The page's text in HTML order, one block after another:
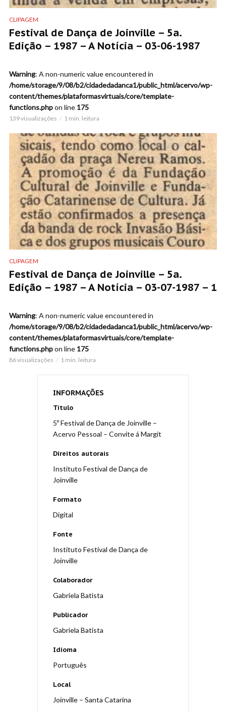
CLIPAGEM
Festival de Dança de Joinville – 5a.
Edição – 1987 – A Notícia – 03-06-1987
Warning: A non-numeric value encountered in
/home/storage/9/08/b2/cidadedadanca1/public_html/acervo/wp-
content/themes/plataformasvirtuais/core/template-
functions.phpon line 175
139 visualizações 1 min. leitura
CLIPAGEM
Festival de Dança de Joinville – 5a.
Edição – 1987 – A Notícia – 03-07-1987 – 1
Warning: A non-numeric value encountered in
/home/storage/9/08/b2/cidadedadanca1/public_html/acervo/wp-
content/themes/plataformasvirtuais/core/template-
functions.phpon line 175
86 visualizações 1 min. leitura
INFORMAÇÕES
Título
5º Festival de Dança de Joinville –
Acervo Pessoal – Convite á Margit
Direitos autorais
Instituto Festival de Dança de
Joinville
Formato
Digital
Fonte
Instituto Festival de Dança de
Joinville
Colaborador
Gabriela Batista
Publicador
Gabriela Batista
Idioma
Português
Local
Joinville – Santa Catarina